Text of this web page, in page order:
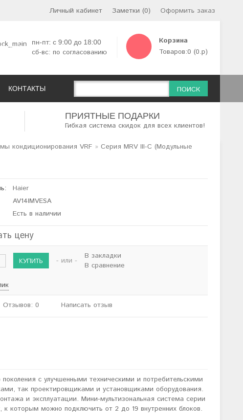
Личный кабинет Заметки (0) Оформить заказ
Корзина
Товаров:0 (0.р)
32
пн-пт: с 9:00 до 18:00
сб-вс: по согласованию
ПОИСК
КОНТАКТЫ
ПРИЯТНЫЕ ПОДАРКИ
Гибкая система скидок для всех клиентов!
кондиционирования VRF » Серия MRV III-C (Модульные
Haier
AV14IMVESA
Есть в наличии
цену
- или -
В закладки
В сравнение
Отзывов: 0 Написать отзыв
с улучшенными техническими и потребительскими
так проектировщиками и установщиками оборудования.
и эксплуатации. Мини-мультизональная система серии
которым можно подключить от 2 до 19 внутренних блоков.